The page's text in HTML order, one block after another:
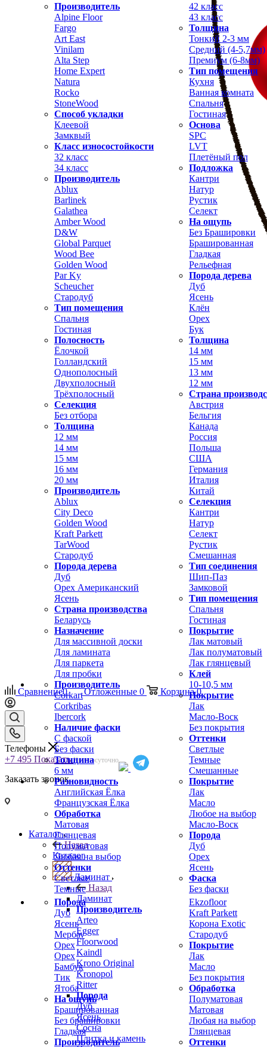
Производитель
Alpine Floor
Fargo
Art East
Vinilam
Alta Step
Home Expert
Natura
Rocko
StoneWood
Способ укладки
Клеевой
Замквый
Класс износостойкости
32 класс
34 класс
42 класс
43 класс
Толщина
Тонкий 2-3 мм
Средний (4-5,7мм)
Премиум (6-8мм)
Тип помещения
Кухня
Ванная комната
Спальня
Гостиная
Основа
SPC
LVT
Плетёный пол
Подложка
Производитель
Ablux
Barlinek
Galathea
Amber Wood
D&W
Global Parquet
Wood Bee
Golden Wood
Par Ky
Scheucher
Стародуб
Тип помещения
Спальня
Гостиная
Полосность
Ёлочкой
Голландский
Однополосный
Двухполосный
Трёхполосный
Селекция
Без отбора
Кантри
Натур
Рустик
Селект
На ощупь
Без Брашировки
Брашированная
Гладкая
Рельефная
Порода дерева
Дуб
Ясень
Клён
Орех
Бук
Толщина
14 мм
15 мм
13 мм
12 мм
Страна
Австрия
Бельгия
Толщина
12 мм
14 мм
15 мм
16 мм
20 мм
Производитель
Ablux
City Deco
Golden Wood
Kraft Parkett
TarWood
Стародуб
Порода дерева
Дуб
Орех Американский
Ясень
Страна производства
Беларусь
Канада
Россия
Польша
США
Германия
Италия
Китай
Селекция
Кантри
Натур
Селект
Рустик
Смешанная
Тип соединения
Шип-Паз
Замковой
Тип помещения
Спальня
Гостиная
Назначение
Для массивной доски
Для ламината
Для паркета
Для пробки
Покрытие
Лак матовый
Лак полуматовый
Лак глянцевый
Клей
Производитель
Corkart
Corkribas
Ibercork
Наличие фаски
С фаской
Без фаски
Толщина
6 мм
10-10,5 мм
Покрытие
Лак
Масло-Воск
Без покрытия
Оттенки
Светлые
Темные
Смешанные
Разновидность
Английская Ёлка
Французская Ёлка
Обработка
Матовая
Глянцевая
Полуматовая
Любая на выбор
Оттенки
Светлые
Темные
Покрытие
Лак
Масло
Любое на выбор
Масло-Воск
Порода
Дуб
Орех
Ясень
Фаска
Без фаски
Порода
Дуб
Ясень
Мербау
Орех
Орех
Бамбук
Тик
Ятоба
На ощупь
Брашированная
Без брашировки
Гладкая
Производитель
Ekzofloor
Kraft Parkett
Корона Exotic
Стародуб
Покрытие
Лак
Масло
Без покрытия
Обработка
Полуматовая
Матовая
Любая на выбор
Глянцевая
Оттенки
Сравнение0 Отложенные 0 Корзина 0
Телефоны
+7 495 Показать Круглосуточно
Заказать звонок
Каталог
Назад
Каталог
Ламинат
Назад
Ламинат
Производитель
Arteo
Egger
Floorwood
Kaindl
Krono Original
Kronopol
Ritter
Порода
Дуб
Ясень
Сосна
Плитка и камень